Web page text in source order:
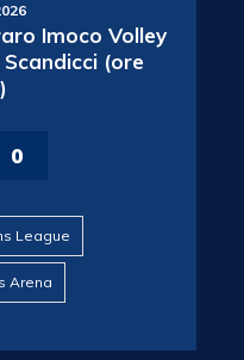
Imoco Volley
(ore
0
League
Arena